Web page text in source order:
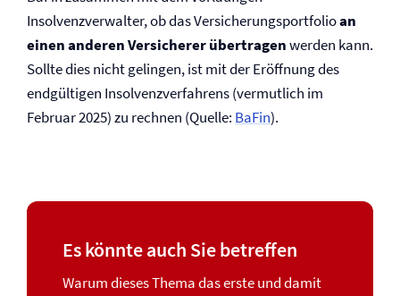
Insolvenzverwalter, ob das Versicherungsportfolioan
einen anderen Versicherer übertragenwerden kann.
Sollte dies nicht gelingen, ist mit der Eröffnung des
endgültigen Insolvenzverfahrens (vermutlich im
Februar 2025) zu rechnen (Quelle: BaFin).
Es könnte auch Sie betreffen
Warum dieses Thema das erste und damit